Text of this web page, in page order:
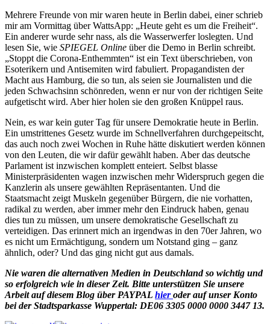
Mehrere Freunde von mir waren heute in Berlin dabei, einer schrieb
mir am Vormittag über WattsApp: „Heute geht es um die Freiheit“.
Ein anderer wurde sehr nass, als die Wasserwerfer loslegten. Und
lesen Sie, wie SPIEGEL Online über die Demo in Berlin schreibt.
„Stoppt die Corona-Enthemmten“ ist ein Text überschrieben, von
Esoterikern und Antisemiten wird fabuliert. Propagandisten der
Macht aus Hamburg, die so tun, als seien sie Journalisten und die
jeden Schwachsinn schönreden, wenn er nur von der richtigen Seite
aufgetischt wird. Aber hier holen sie den großen Knüppel raus.
Nein, es war kein guter Tag für unsere Demokratie heute in Berlin.
Ein umstrittenes Gesetz wurde im Schnellverfahren durchgepeitscht,
das auch noch zwei Wochen in Ruhe hätte diskutiert werden können
von den Leuten, die wir dafür gewählt haben. Aber das deutsche
Parlament ist inzwischen komplett enteiert. Selbst blasse
Ministerpräsidenten wagen inzwischen mehr Widerspruch gegen die
Kanzlerin als unsere gewählten Repräsentanten. Und die
Staatsmacht zeigt Muskeln gegenüber Bürgern, die nie vorhatten,
radikal zu werden, aber immer mehr den Eindruck haben, genau
dies tun zu müssen, um unsere demokratische Gesellschaft zu
verteidigen. Das erinnert mich an irgendwas in den 70er Jahren, wo
es nicht um Ermächtigung, sondern um Notstand ging – ganz
ähnlich, oder? Und das ging nicht gut aus damals.
Nie waren die alternativen Medien in Deutschland so wichtig und
so erfolgreich wie in dieser Zeit. Bitte unterstützen Sie unsere
Arbeit auf diesem Blog über PAYPAL hieroder auf unser Konto
bei der Stadtsparkasse Wuppertal: DE06 3305 0000 0000 3447 13.